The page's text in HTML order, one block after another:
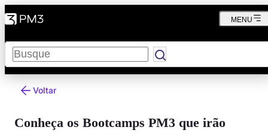
Pesquisar
MENU
Voltar
Conheça os Bootcamps PM3 que irão